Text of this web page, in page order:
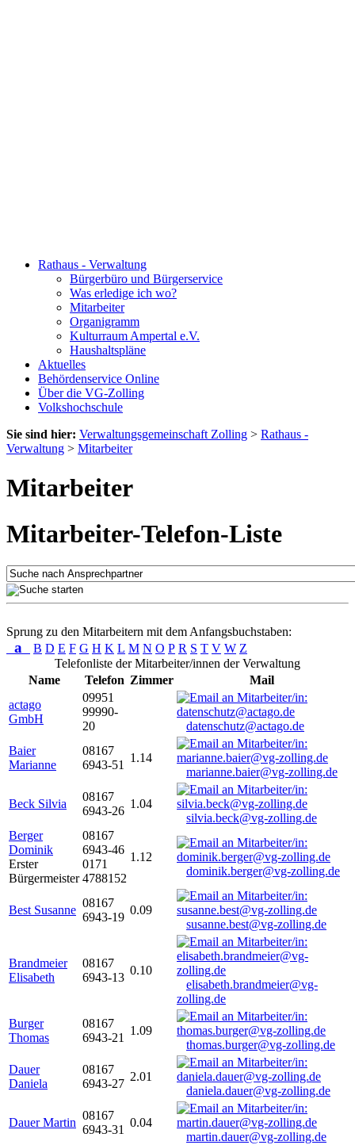
Rathaus - Verwaltung
Bürgerbüro und Bürgerservice
Was erledige ich wo?
Mitarbeiter
Organigramm
Kulturraum Ampertal e.V.
Haushaltspläne
Aktuelles
Behördenservice Online
Über die VG-Zolling
Volkshochschule
Sie sind hier: Verwaltungsgemeinschaft Zolling > Rathaus -
Verwaltung > Mitarbeiter
Mitarbeiter
Mitarbeiter-Telefon-Liste
Sprung zu den Mitarbeitern mit dem Anfangsbuchstaben:
a B D E F G H K L M N O P R S T V W Z
Telefonliste der Mitarbeiter/innen der Verwaltung
Name
Telefon Zimmer
Mail
actago
GmbH
09951
99990-
20
datenschutz@actago.de
Baier
Marianne
08167
6943-51
1.14
marianne.baier@vg-zolling.de
Beck Silvia
08167
6943-26
1.04
silvia.beck@vg-zolling.de
Berger
Dominik
Erster
Bürgermeister
08167
6943-46
0171
4788152
1.12
dominik.berger@vg-zolling.de
Best Susanne
08167
6943-19
0.09
susanne.best@vg-zolling.de
Brandmeier
Elisabeth
08167
6943-13
0.10
elisabeth.brandmeier@vg-
zolling.de
Burger
Thomas
08167
6943-21
1.09
thomas.burger@vg-zolling.de
Dauer
Daniela
08167
6943-27
2.01
daniela.dauer@vg-zolling.de
Dauer Martin
08167
6943-31
0.04
martin.dauer@vg-zolling.de